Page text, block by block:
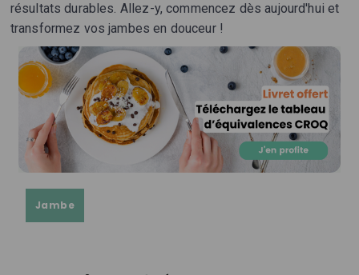
résultats durables. Allez-y, commencez dès aujourd'hui et
transformez vos jambes en douceur !
Jambe